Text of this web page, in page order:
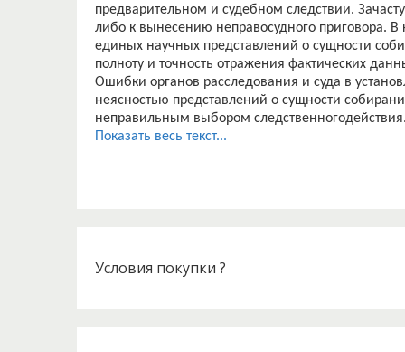
предварительном и судебном следствии.
либо к вынесению неправосудного приговора. В
единых научных представлений о сущности
полноту и точность отражения фактических
Ошибки органов расследования и суда в
неясностью представлений о сущности
неправильным выбором
Доказательства и доказывание – основные
познавательной деятельности,
доказательства могли быть использованы как
Показать весь текст...
Условия покупки ?